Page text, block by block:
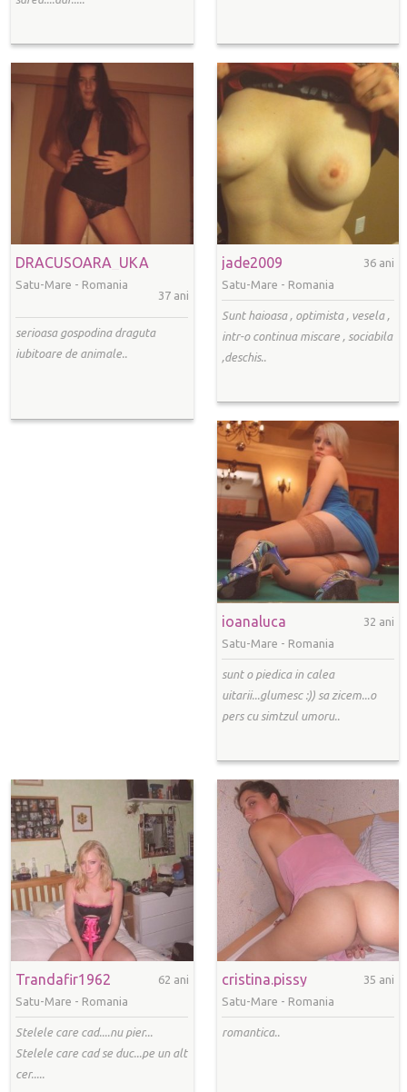
DRACUSOARA_UKA
37 ani
Satu-Mare - Romania
serioasa gospodina draguta
iubitoare de animale..
jade2009
36 ani
Satu-Mare - Romania
Sunt haioasa , optimista , vesela ,
intr-o continua miscare , sociabila
,deschis..
ioanaluca
32 ani
Satu-Mare - Romania
sunt o piedica in calea
uitarii...glumesc :)) sa zicem...o
pers cu simtzul umoru..
Trandafir1962
62 ani
Satu-Mare - Romania
Stelele care cad....nu pier...
Stelele care cad se duc...pe un alt
cer.....
cristina.pissy
35 ani
Satu-Mare - Romania
romantica..